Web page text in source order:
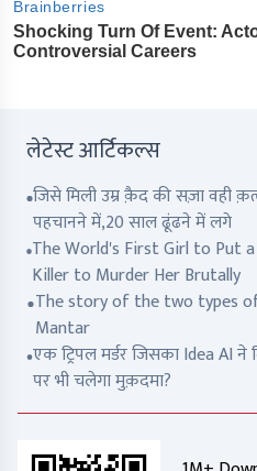
लेटेस्ट आर्टिकल्स
जिसे मिली उम्र क़ैद की सज़ा वही
पहचानने में,20 साल ढूंढने में लगे
The World's First Girl to Put
Killer to Murder Her Brutally
The story of the two types
Mantar
एक ट्रिपल मर्डर जिसका Idea AI ने
पर भी चलेगा मुक़दमा?